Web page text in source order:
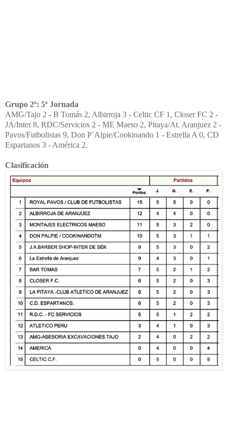
Grupo 2º: 5ª Jornada
AMG/Tajo 2 - B Tomás 2, Albirroja 3 - Celtic CF 1, Closer FC 2 -
JA/Inter 8, RDC/Servicios 2 - ME Maeso 2, Pitaya/At. Aranjuez 2 -
Pavos/Futbolistas 9, Don P´Alpie/Cookinando 1 - Estrella A 0, CD
Espartanos 3 - América 2.
Clasificación